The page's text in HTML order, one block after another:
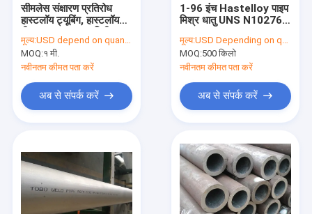
सीमलेस संक्षारण प्रतिरोध
हास्टलॉय ट्यूबिंग, हास्टलॉयल
मोटाई
मूल्य:USD depend on quantity
MOQ:१ मी.
नवीनतम कीमत पता करें
अब से संपर्क करें
1-96 इंच Hastelloy पाइप
मिश्र धातु UNS N10276
/ B575 / B619 / B622
आकार
मूल्य:USD Depending on quantity
MOQ:500 किलो
नवीनतम कीमत पता करें
अब से संपर्क करें